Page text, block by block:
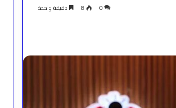
0
8 دقيقة واحدة